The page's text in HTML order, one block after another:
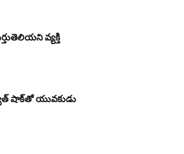
వ్యక్తి
షాక్‌తో యువకుడు